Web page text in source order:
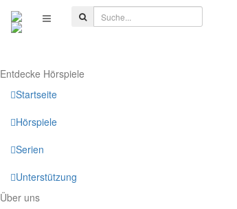
Entdecke Hörspiele
Startseite
Hörspiele
Serien
Unterstützung
Über uns